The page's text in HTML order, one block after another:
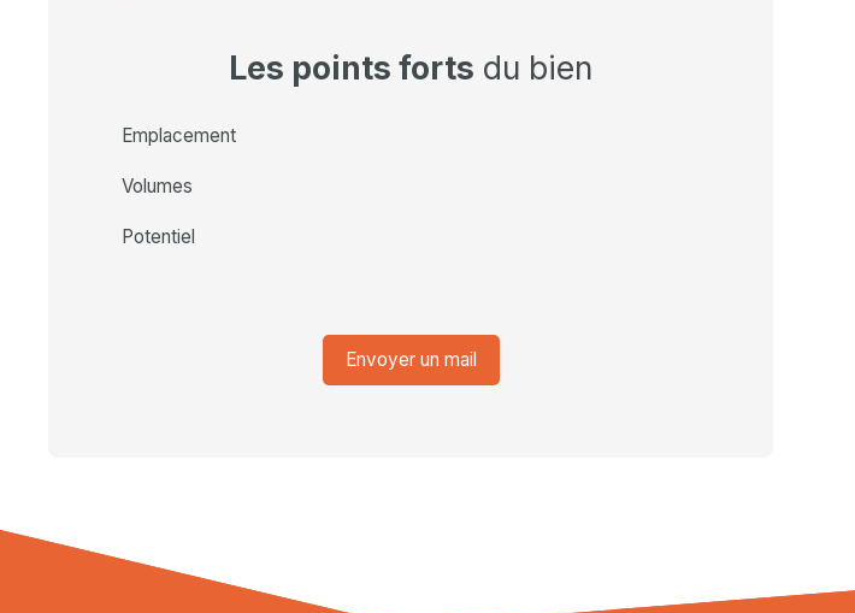
Les points forts du bien
Emplacement
Volumes
Potentiel
Envoyer un mail